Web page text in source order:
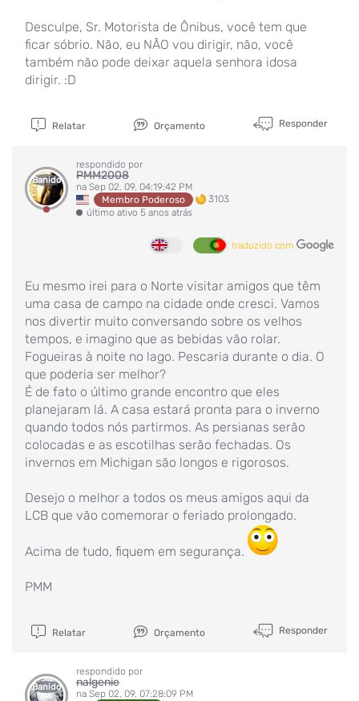
Desculpe, Sr. Motorista de Ônibus, você tem que
ficar sóbrio. Não, eu NÃO vou dirigir, não, você
também não pode deixar aquela senhora idosa
dirigir. :D
Relatar Orçamento Responder
Banido
respondido por
PMM2008
na Sep 02, 09, 04:19:42 PM
Membro Poderoso
3103
último ativo 5 anos atrás
traduzido com
Eu mesmo irei para o Norte visitar amigos que têm
uma casa de campo na cidade onde cresci. Vamos
nos divertir muito conversando sobre os velhos
tempos, e imagino que as bebidas vão rolar.
Fogueiras à noite no lago. Pescaria durante o dia. O
que poderia ser melhor?
É de fato o último grande encontro que eles
planejaram lá. A casa estará pronta para o inverno
quando todos nós partirmos. As persianas serão
colocadas e as escotilhas serão fechadas. Os
invernos em Michigan são longos e rigorosos.
Desejo o melhor a todos os meus amigos aqui da
LCB que vão comemorar o feriado prolongado.
Acima de tudo, fiquem em segurança.
PMM
Relatar Orçamento Responder
Banido
respondido por
nalgenie
na Sep 02, 09, 07:28:09 PM